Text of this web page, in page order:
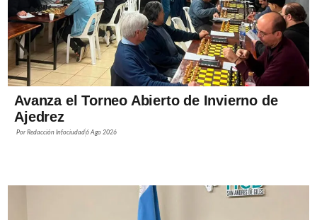
Avanza el Torneo Abierto de Invierno de
Ajedrez
PorRedacción Infociudad6 Ago 2026